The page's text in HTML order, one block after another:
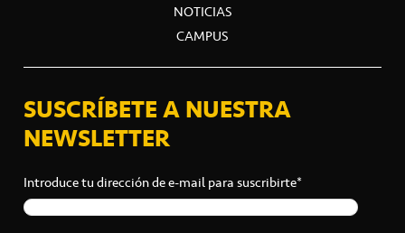
NOTICIAS
CAMPUS
SUSCRÍBETE A NUESTRA
NEWSLETTER
Introduce tu dirección de e-mail para suscribirte*